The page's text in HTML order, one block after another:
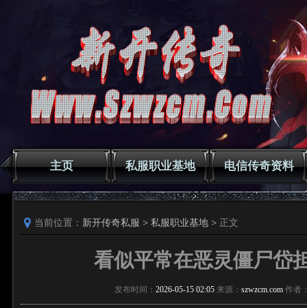
主页 私服职业基地 电信传奇资料
当前位置： 新开传奇私服 > 私服职业基地 > 正文
看似平常在恶灵僵尸岱
发布时间： 2026-05-15 02:05 来源： szwzcm.com 作者